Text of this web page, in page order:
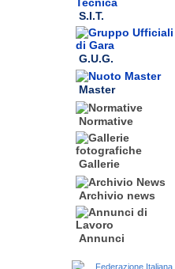
S.I.T.
G.U.G.
Master
Normative
Gallerie
Archivio news
Annunci